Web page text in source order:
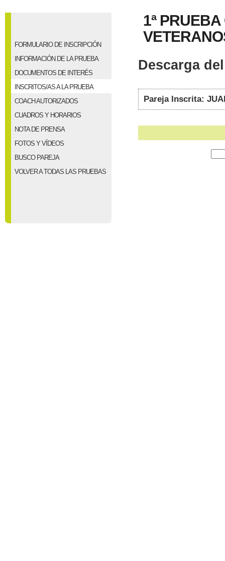
FORMULARIO DE INSCRIPCIÓN
INFORMACIÓN DE LA PRUEBA
DOCUMENTOS DE INTERÉS
INSCRITOS/AS A LA PRUEBA
COACH AUTORIZADOS
CUADROS Y HORARIOS
NOTA DE PRENSA
FOTOS Y VÍDEOS
BUSCO PAREJA
VOLVER A TODAS LAS PRUEBAS
1ª
Descarga
Pareja Inscrita: